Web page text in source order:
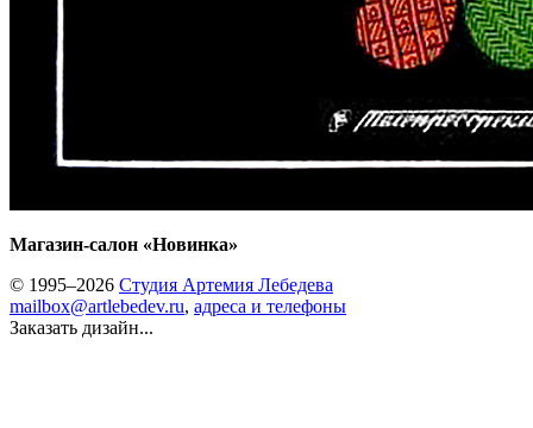
Магазин-салон «Новинка»
© 1995–2026 Студия Артемия Лебедева
mailbox@artlebedev.ru, адреса и телефоны
Заказать дизайн...